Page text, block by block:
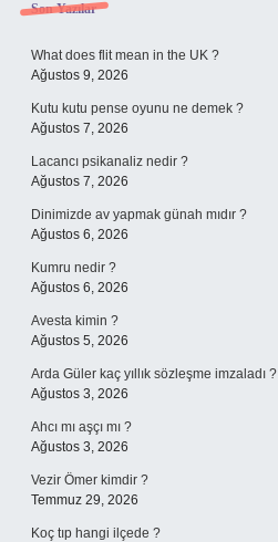
Sidebar
Son Yazılar
What does flit mean in the UK ?
Ağustos 9, 2026
Kutu kutu pense oyunu ne demek ?
Ağustos 7, 2026
Lacancı psikanaliz nedir ?
Ağustos 7, 2026
Dinimizde av yapmak günah mıdır ?
Ağustos 6, 2026
Kumru nedir ?
Ağustos 6, 2026
Avesta kimin ?
Ağustos 5, 2026
Arda Güler kaç yıllık sözleşme imzaladı ?
Ağustos 3, 2026
Ahcı mı aşçı mı ?
Ağustos 3, 2026
Vezir Ömer kimdir ?
Temmuz 29, 2026
Koç tıp hangi ilçede ?